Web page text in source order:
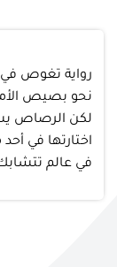
رواية تغوص في
نحو بصيص
لكن الرصاص
اختارتها في
في عالم تتشابك